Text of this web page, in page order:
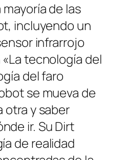
de las
incluyendo un
infrarrojo
tecnología del
del faro
se mueva de
otra y saber
ir. Su Dirt
de realidad